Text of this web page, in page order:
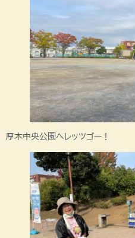
厚木中央公園へレッツゴー！